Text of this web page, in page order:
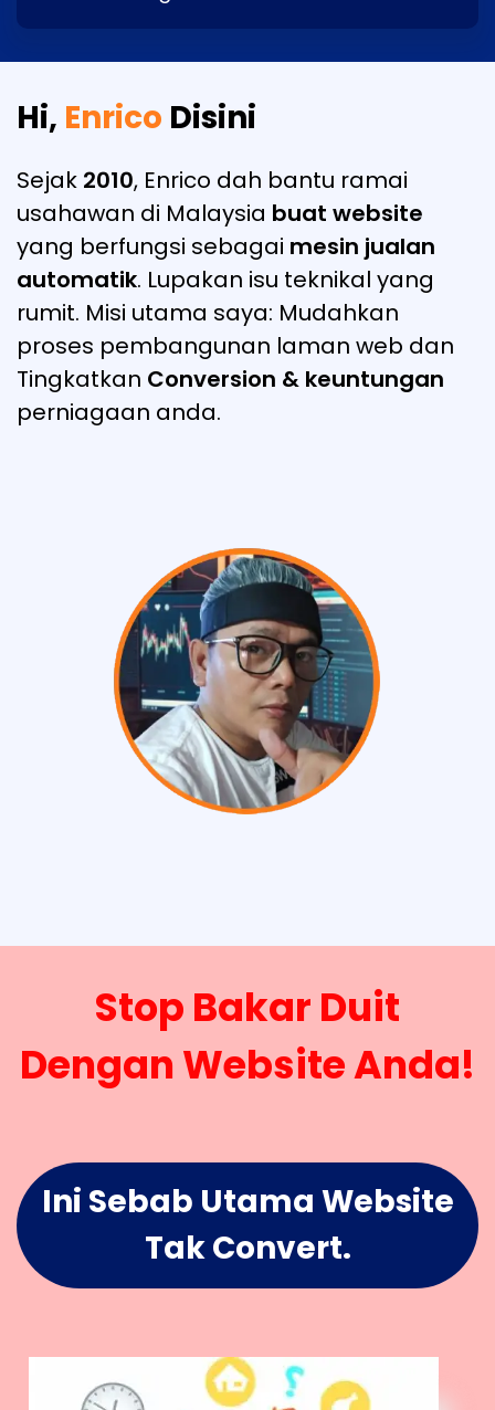
Hi, Enrico Disini
Sejak 2010, Enrico dah bantu ramai
usahawan di Malaysia buat website
yang berfungsi sebagai mesin jualan
automatik. Lupakan isu teknikal yang
rumit. Misi utama saya: Mudahkan
proses pembangunan laman web dan
Tingkatkan Conversion & keuntungan
perniagaan anda.
Stop Bakar Duit
Dengan Website Anda!
Ini Sebab Utama Website
Tak Convert.